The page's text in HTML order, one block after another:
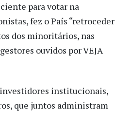
para votar na
fez o País “retroceder
dos minoritários, nas
ouvidos por VEJA
institucionais,
que juntos administram